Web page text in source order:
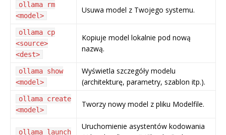
ollama rm
<model>
Usuwa model z Twojego systemu.
ollama cp
<source>
<dest>
Kopiuje model lokalnie pod nową
nazwą.
ollama show
<model>
Wyświetla szczegóły modelu
(architekturę, parametry, szablon itp.).
ollama create
<model>
Tworzy nowy model z pliku Modelfile.
ollama launch
Uruchomienie asystentów kodowania